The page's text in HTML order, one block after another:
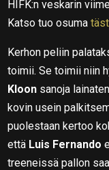
HIFK:n veskarin
Katso tuo osuma
Kerhon peliin
toimii. Se toimii niin
Kloon sanoja
kovin usein
puolestaan kertoo
että Luis Fernando
treeneissä pallon